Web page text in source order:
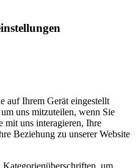
auf Ihrem Gerät eingestellt
uns mitzuteilen, wenn Sie
mit uns interagieren, Ihre
Beziehung zu unserer Website
um